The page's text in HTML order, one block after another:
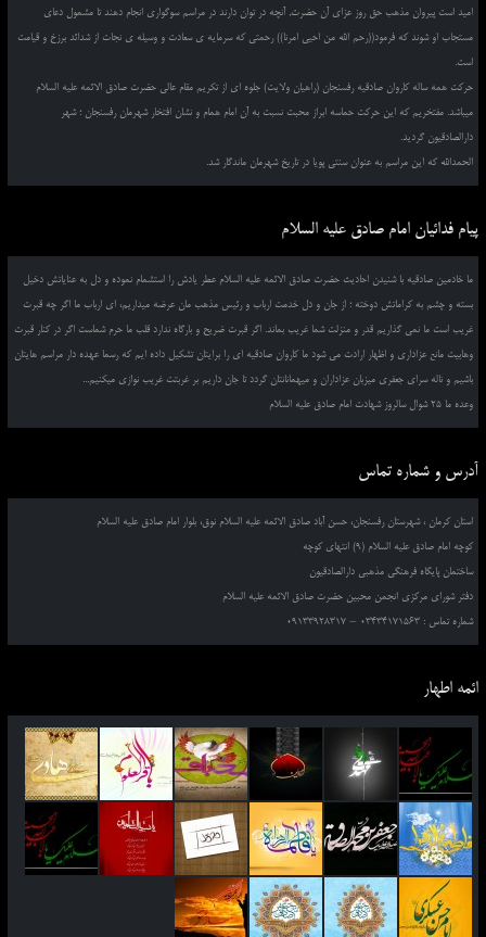
امید است پیروان مذهب حق روز عزای آن حضرت, آنچه در توان دارند در مراسم سوگواری انجام دهند تا مشمول دعای
مستجاب او شوند که فرمود((رحم الله من احیی امرنا)) رحمتی که سرمایه ی سعادت و وسیله ی نجات از شدائد برزخ و قیامت
است.
حرکت همه ساله کاروان صادقیه رفسنجان (راهیان ولایت) جلوه ای از تکریم مقام عالی حضرت صادق الائمه علیه السلام
میباشد. مفتخریم که این حرکت حماسه ابراز محبت نسبت به آن امام همام و نشان افتخار شهرمان رفسنجان ؛ شهر
دارالصادقیون گردید.
الحمدالله که این مراسم به عنوان سنتی پویا در تاریخ شهرمان ماندگار شد.
پیام فدائیان امام صادق علیه السلام
ما خادمین صادقیه با شنیدن احادیث حضرت صادق الائمه علیه السلام عطر یادش را استشمام نموده و دل به عنایاتش دخیل
بسته و چشم به کراماتش دوخته ؛ از جان و دل خدمت ارباب و رئیس مذهب مان عرضه میداریم، ای ارباب ما اگر چه قبرت
غریب است ما نمی گذاریم قدر و منزلت شما غریب بماند. اگر قبرت ضریح و بارگاه ندارد قلب ما حرم شماست اگر در کنار قبرت
وهابیت مانع عزاداری و اظهار ارادت می شود ما کاروان صادقیه ای را برایتان تشکیل داده ایم که رسما عهده دار مراسم هایتان
باشیم و ناله سرای جعفری میزبان عزاداران و میهمانانتان گردد تا جان داریم بر غربتت غریب نوازی میکنیم...
وعده ما 25 شوال سالروز شهادت امام صادق علیه السلام
آدرس و شماره تماس
استان کرمان ، شهرستان رفسنجان، حسن آباد صادق الائمه علیه السلام نوق، بلوار امام صادق علیه السلام
کوچه امام صادق علیه السلام (9) انتهای کوچه
ساختمان پایگاه فرهنگی مذهبی دارالصادقیون
دفتر شورای مرکزی انجمن محبین حضرت صادق الائمه علیه السلام
شماره تماس : 03434171563 – 09133928317
ائمه اطهار